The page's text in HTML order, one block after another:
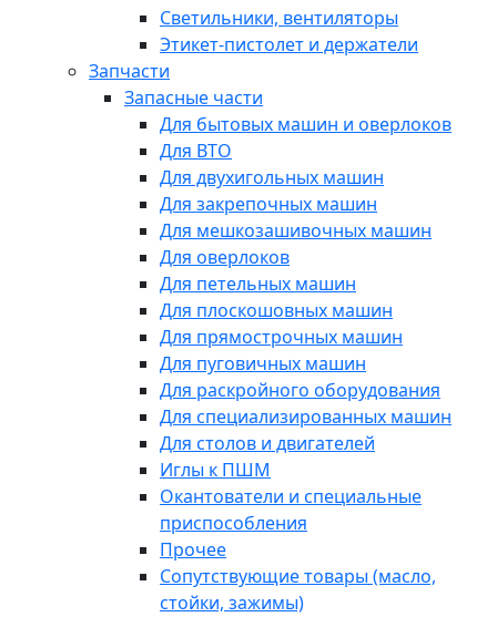
Светильники, вентиляторы
Этикет-пистолет и держатели
Запчасти
Запасные части
Для бытовых машин и оверлоков
Для ВТО
Для двухигольных машин
Для закрепочных машин
Для мешкозашивочных машин
Для оверлоков
Для петельных машин
Для плоскошовных машин
Для прямострочных машин
Для пуговичных машин
Для раскройного оборудования
Для специализированных машин
Для столов и двигателей
Иглы к ПШМ
Окантователи и специальные
приспособления
Прочее
Сопутствующие товары (масло,
стойки, зажимы)